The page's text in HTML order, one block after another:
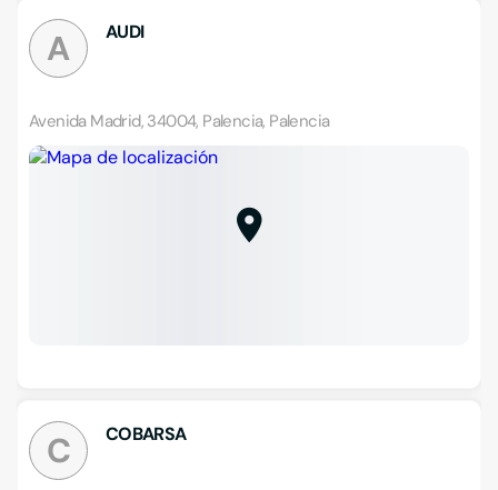
A AUDI
Avenida Madrid, 34004, Palencia, Palencia
C COBARSA